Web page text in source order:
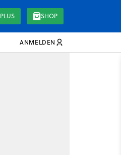
PLUS SHOP
ANMELDEN